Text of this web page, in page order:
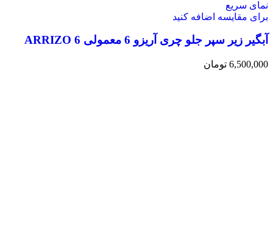
نمای سریع
برای مقایسه اضافه کنید
آبگیر زیر سپر جلو چری آریزو 6 معمولی ARRIZO 6
6,500,000 تومان